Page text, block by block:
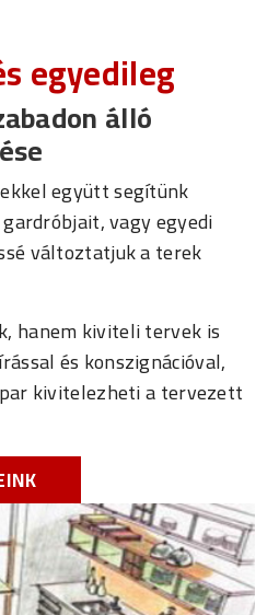
egyedileg
álló
együtt segítünk
vagy egyedi
változtatjuk a terek
hanem kiviteli tervek is
és konszignációval,
kivitelezheti a tervezett